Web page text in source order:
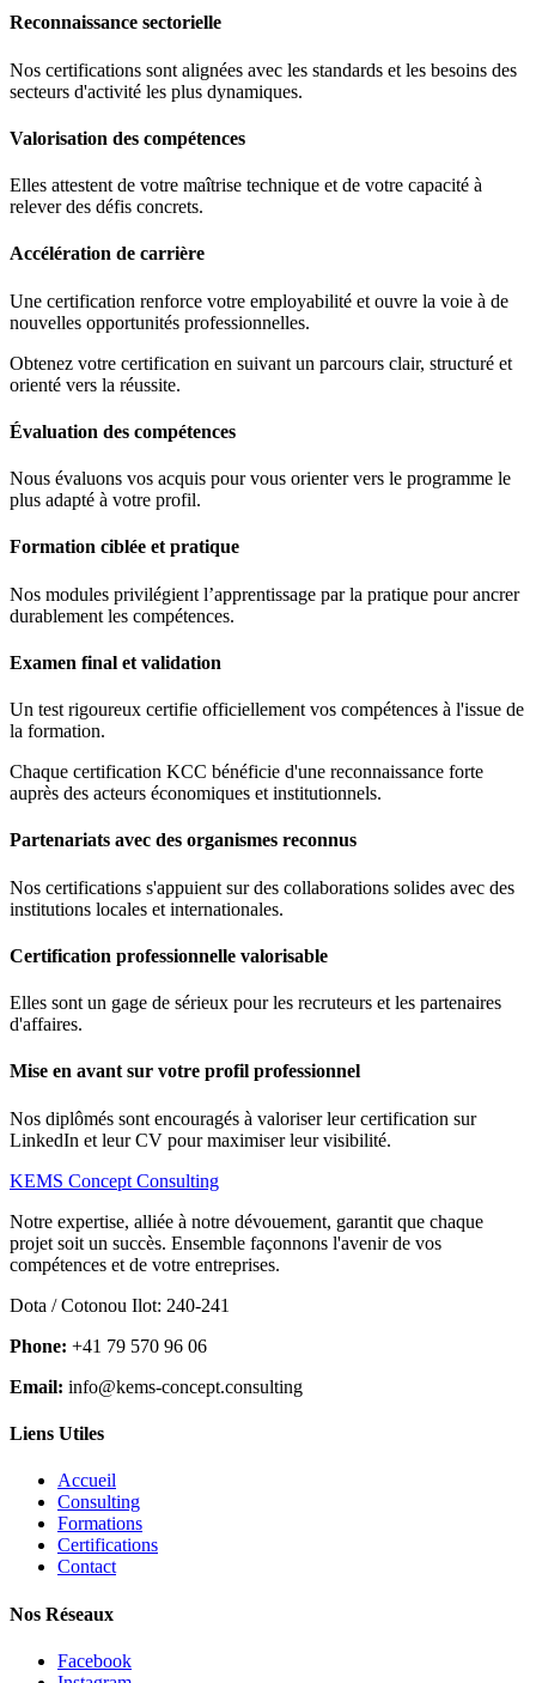
Reconnaissance sectorielle
Nos certifications sont alignées avec les standards et les besoins des
secteurs d'activité les plus dynamiques.
Valorisation des compétences
Elles attestent de votre maîtrise technique et de votre capacité à
relever des défis concrets.
Accélération de carrière
Une certification renforce votre employabilité et ouvre la voie à de
nouvelles opportunités professionnelles.
Obtenez votre certification en suivant un parcours clair, structuré et
orienté vers la réussite.
Évaluation des compétences
Nous évaluons vos acquis pour vous orienter vers le programme le
plus adapté à votre profil.
Formation ciblée et pratique
Nos modules privilégient l’apprentissage par la pratique pour ancrer
durablement les compétences.
Examen final et validation
Un test rigoureux certifie officiellement vos compétences à l'issue de
la formation.
Chaque certification KCC bénéficie d'une reconnaissance forte
auprès des acteurs économiques et institutionnels.
Partenariats avec des organismes reconnus
Nos certifications s'appuient sur des collaborations solides avec des
institutions locales et internationales.
Certification professionnelle valorisable
Elles sont un gage de sérieux pour les recruteurs et les partenaires
d'affaires.
Mise en avant sur votre profil professionnel
Nos diplômés sont encouragés à valoriser leur certification sur
LinkedIn et leur CV pour maximiser leur visibilité.
KEMS Concept Consulting
Notre expertise, alliée à notre dévouement, garantit que chaque
projet soit un succès. Ensemble façonnons l'avenir de vos
compétences et de votre entreprises.
Dota / Cotonou Ilot: 240-241
Phone: +41 79 570 96 06
Email: info@kems-concept.consulting
Liens Utiles
Accueil
Consulting
Formations
Certifications
Contact
Nos Réseaux
Facebook